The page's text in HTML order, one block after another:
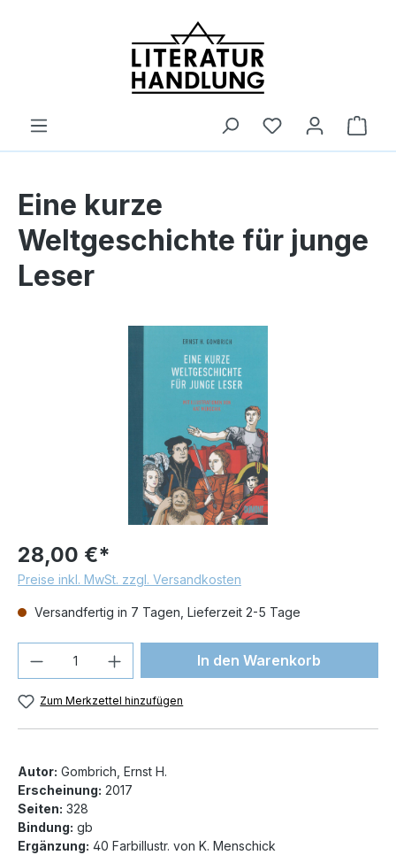
Eine kurze
Weltgeschichte für junge
Leser
28,00 €*
Preise inkl. MwSt. zzgl. Versandkosten
Versandfertig in 7 Tagen, Lieferzeit 2-5 Tage
Produkt Anzahl: Gib denIn den Warenkorb
Zum Merkzettel hinzufügen
Autor: Gombrich, Ernst H.
Erscheinung: 2017
Seiten: 328
Bindung: gb
Ergänzung: 40 Farbillustr. von K. Menschick